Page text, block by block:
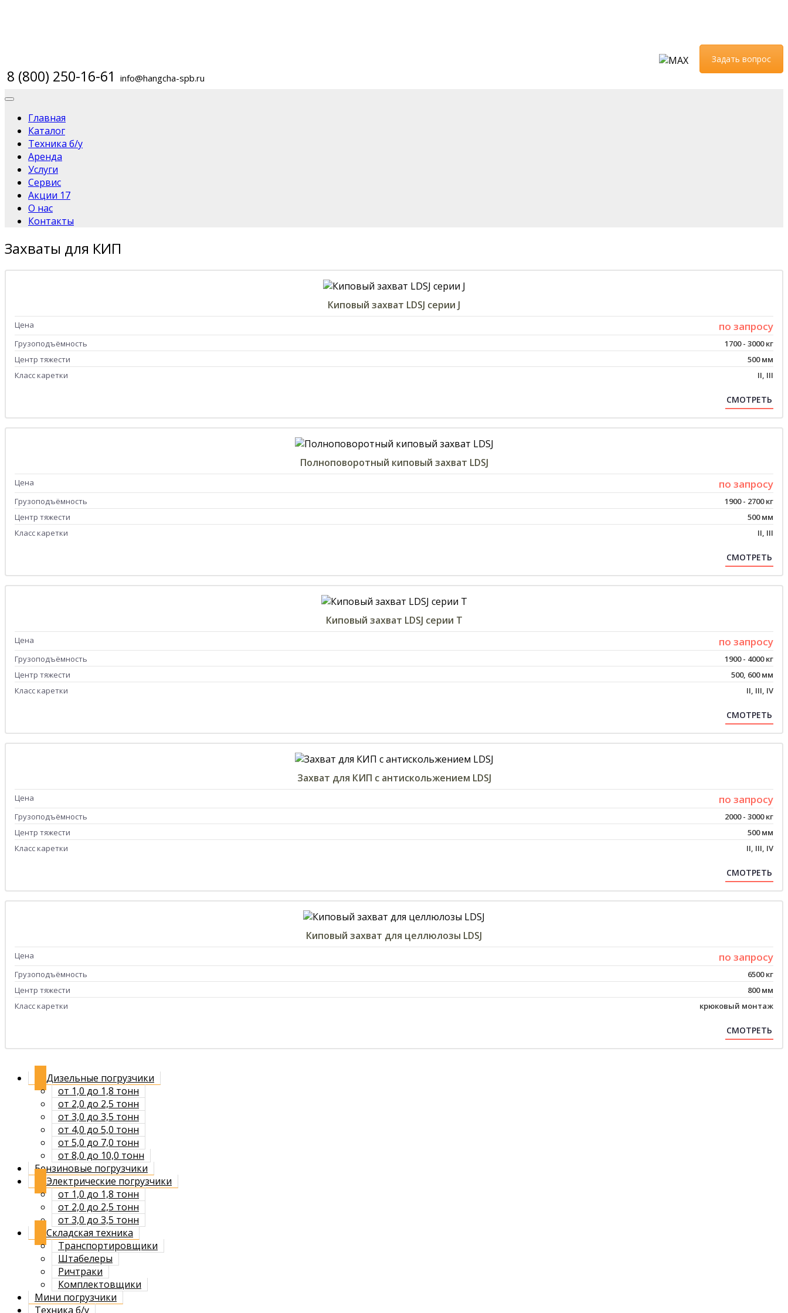
Задать вопрос
8 (800) 250-16-61 info@hangcha-spb.ru
Главная
Каталог
Техника б/у
Аренда
Услуги
Сервис
Акции 17
О нас
Контакты
Захваты для КИП
Киповый захват LDSJ серии J
Цена по запросу
Грузоподъёмность
1700 - 3000 кг
Центр тяжести
500 мм
Класс каретки
II, III
СМОТРЕТЬ
Полноповоротный киповый захват LDSJ
Цена по запросу
Грузоподъёмность
1900 - 2700 кг
Центр тяжести
500 мм
Класс каретки
II, III
СМОТРЕТЬ
Киповый захват LDSJ серии T
Цена по запросу
Грузоподъёмность
1900 - 4000 кг
Центр тяжести
500, 600 мм
Класс каретки
II, III, IV
СМОТРЕТЬ
Захват для КИП с антискольжением LDSJ
Цена по запросу
Грузоподъёмность
2000 - 3000 кг
Центр тяжести
500 мм
Класс каретки
II, III, IV
СМОТРЕТЬ
Киповый захват для целлюлозы LDSJ
Цена по запросу
Грузоподъёмность
6500 кг
Центр тяжести
800 мм
Класс каретки
крюковый монтаж
СМОТРЕТЬ
Дизельные погрузчики
от 1,0 до 1,8 тонн
от 2,0 до 2,5 тонн
от 3,0 до 3,5 тонн
от 4,0 до 5,0 тонн
от 5,0 до 7,0 тонн
от 8,0 до 10,0 тонн
Бензиновые погрузчики
Электрические погрузчики
от 1,0 до 1,8 тонн
от 2,0 до 2,5 тонн
от 3,0 до 3,5 тонн
Складская техника
Транспортировщики
Штабелеры
Ричтраки
Комплектовщики
Мини погрузчики
Техника б/у